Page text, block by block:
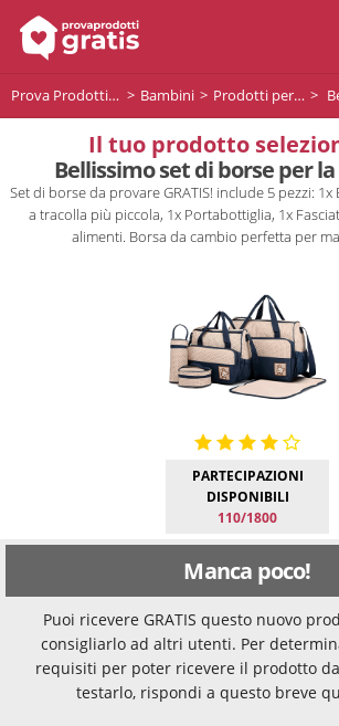
Prova Prodotti Gratis Bambini Prodotti per la maternità
Il tuo prodotto
Bellissimo set di borse per
Set di borse da provare GRATIS! include 5 pezzi:
a tracolla più piccola, 1x Portabottiglia, 1x
alimenti. Borsa da cambio perfetta per
PARTECIPAZIONI
DISPONIBILI
110/1800
Manca poco!
Puoi ricevere GRATIS questo nuovo
consigliarlo ad altri utenti. Per
requisiti per poter ricevere il prodotto
testarlo, rispondi a questo breve